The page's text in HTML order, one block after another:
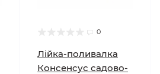
0
Лійка-поливалка
Консенсус садово-